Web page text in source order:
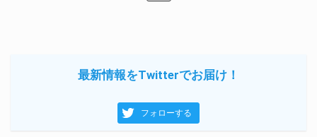
最新情報をTwitterでお届け！
フォローする